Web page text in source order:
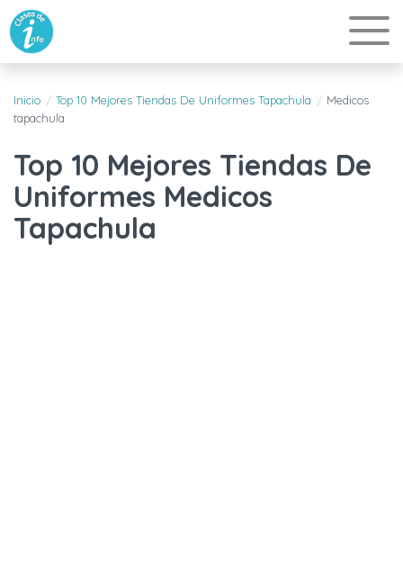
Inicio Top 10 Mejores Tiendas De Uniformes Tapachula
Medicos
tapachula
Top 10 Mejores Tiendas De
Uniformes Medicos
Tapachula